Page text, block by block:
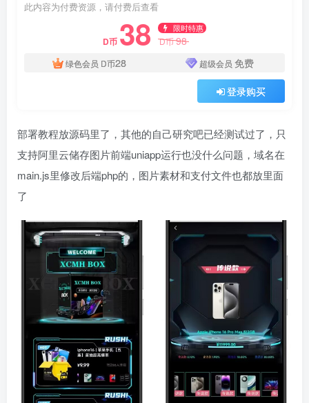
此内容为付费资源，请付费后查看
D币 38 限时特惠
D币98
绿色会员 D币28 超级会员 免费
登录购买
部署教程放源码里了，其他的自己研究吧已经测试过了，只
支持阿里云储存图片前端uniapp运行也没什么问题，域名在
main.js里修改后端php的，图片素材和支付文件也都放里面
了